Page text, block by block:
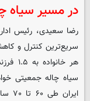
در مسیر سیاه
رضا سعیدی، رئیس
هر
سیاه چاله جمعیتی